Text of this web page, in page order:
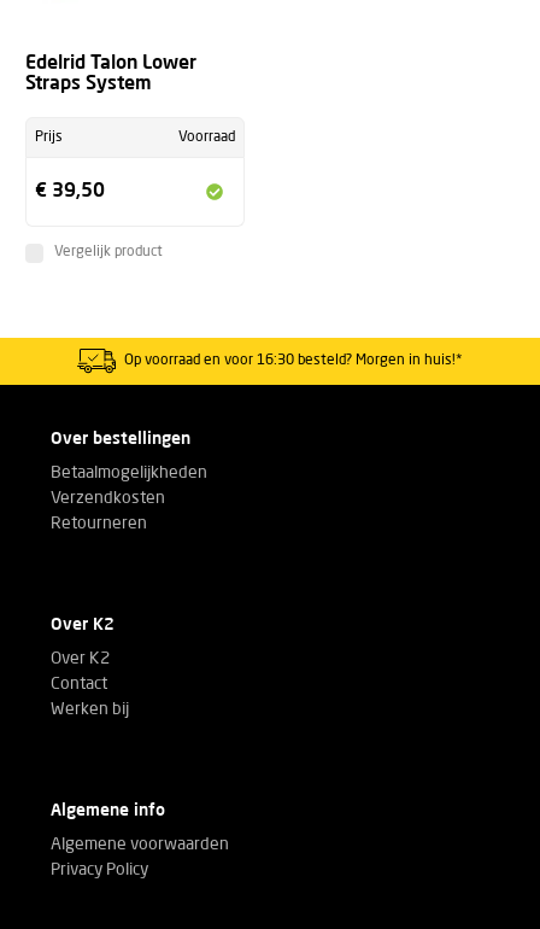
Edelrid Talon Lower
Straps System
Prijs Voorraad
€ 39,50
Vergelijk product
Op voorraad en voor 16:30 besteld? Morgen in huis!*
Over bestellingen
Betaalmogelijkheden
Verzendkosten
Retourneren
Over K2
Over K2
Contact
Werken bij
Algemene info
Algemene voorwaarden
Privacy Policy